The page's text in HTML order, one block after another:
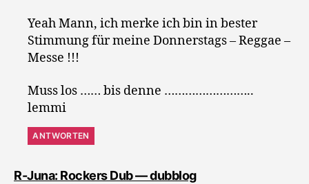
Yeah Mann, ich merke ich bin in bester
Stimmung für meine Donnerstags – Reggae –
Messe !!!
Muss los …… bis denne ……………………..
lemmi
ANTWORTEN
R-Juna: Rockers Dub — dubblogsagt: